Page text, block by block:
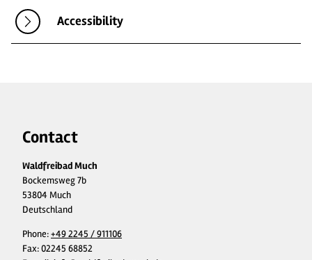
Accessibility
Contact
Waldfreibad Much
Bockemsweg 7b
53804 Much
Deutschland
Phone:+49 2245 / 911106
Fax:02245 68852